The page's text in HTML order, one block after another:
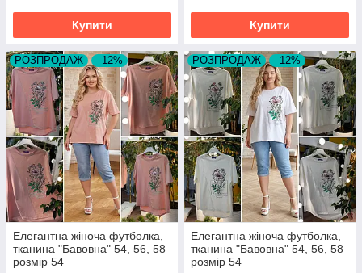
Купити Купити
РОЗПРОДАЖ –12%
Елегантна жіноча футболка,
тканина "Бавовна" 54, 56, 58
розмір 54
РОЗПРОДАЖ –12%
Елегантна жіноча футболка,
тканина "Бавовна" 54, 56, 58
розмір 54